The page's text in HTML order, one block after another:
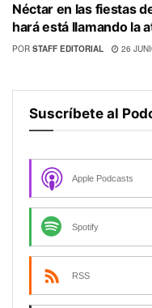
Néctar en las fiestas
hará está llamando la
POR STAFF EDITORIAL 26
Suscríbete al
Apple Podcasts
Spotify
RSS